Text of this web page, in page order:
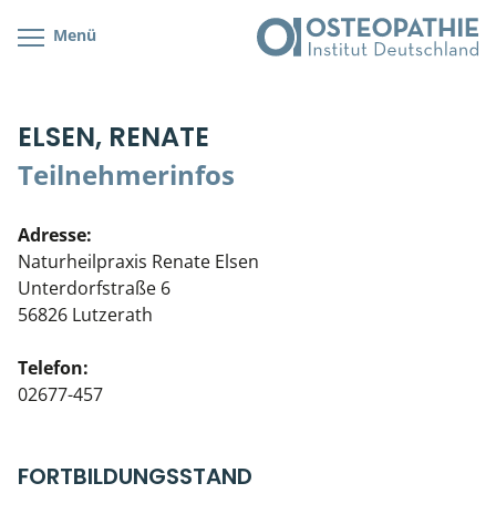
Menü
ELSEN, RENATE
Teilnehmerinfos
Adresse:
Naturheilpraxis Renate Elsen
Unterdorfstraße 6
56826 Lutzerath
Telefon:
02677-457
FORTBILDUNGSSTAND
Cranial/Neurale Osteopathie
Parietale Osteopathie
Viszerale Osteopathie
Klinische & Praktische Kurse
Live Online-Kurse
Bonus-Programm
Veranstaltungsticket DB
Wissenswertes
Teilnehmerliste
Stellenbörse
Soziales Engagement